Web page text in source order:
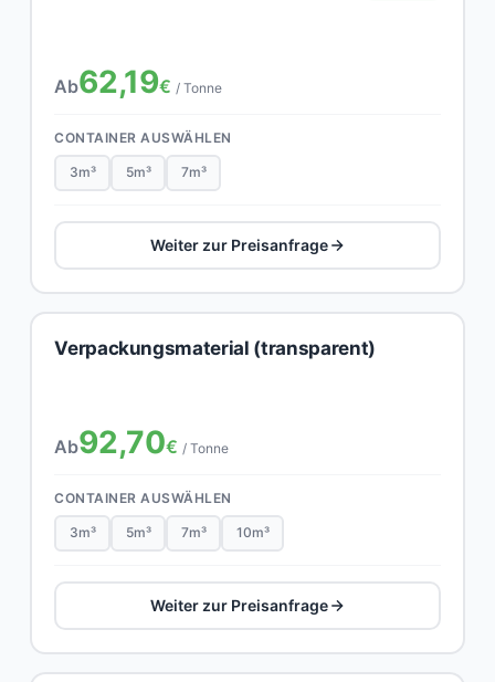
Ab62,19€ / Tonne
CONTAINER AUSWÄHLEN
3m³ 5m³ 7m³
Weiter zur Preisanfrage
Verpackungsmaterial (transparent)
Ab92,70€ / Tonne
CONTAINER AUSWÄHLEN
3m³ 5m³ 7m³ 10m³
Weiter zur Preisanfrage